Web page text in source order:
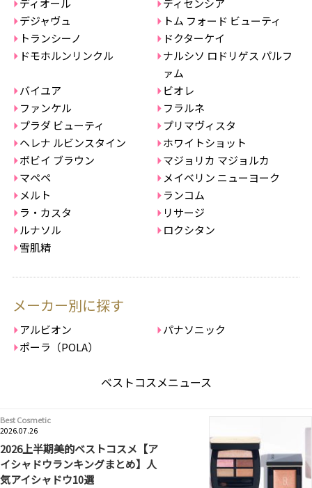
ディオール
ディセンシア
デジャヴュ
トム フォード ビューティ
トランシーノ
ドクターケイ
ドモホルンリンクル
ナルシソ ロドリゲス パルフ
ァム
バイユア
ビオレ
ファンケル
フラルネ
プラダ ビューティ
プリマヴィスタ
ヘレナ ルビンスタイン
ホワイトショット
ボビイ ブラウン
マジョリカ マジョルカ
マペペ
メイベリン ニューヨーク
メルト
ランコム
ラ・カスタ
リサージ
ルナソル
ロクシタン
雪肌精
メーカー別に探す
アルビオン
パナソニック
ポーラ（POLA）
ベストコスメニュース
Best Cosmetic
2026.07.26
2026上半期美的ベストコスメ【ア
イシャドウランキングまとめ】人
気アイシャドウ10選